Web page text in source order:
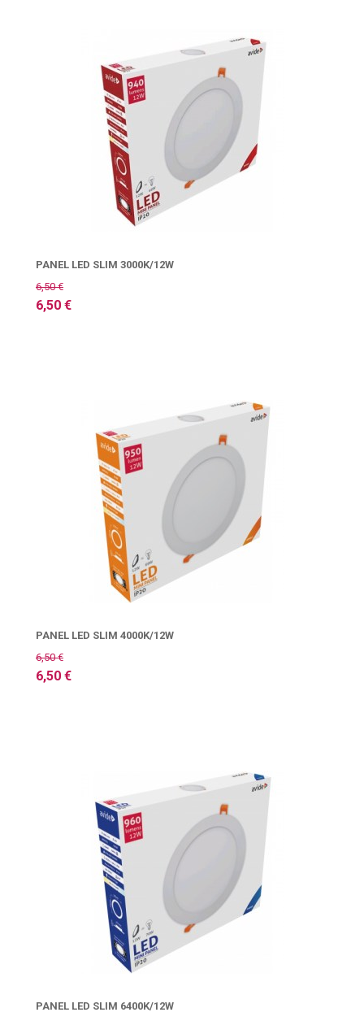
PANEL LED SLIM 3000K/12W
6,50 €
6,50 €
PANEL LED SLIM 4000K/12W
6,50 €
6,50 €
PANEL LED SLIM 6400K/12W